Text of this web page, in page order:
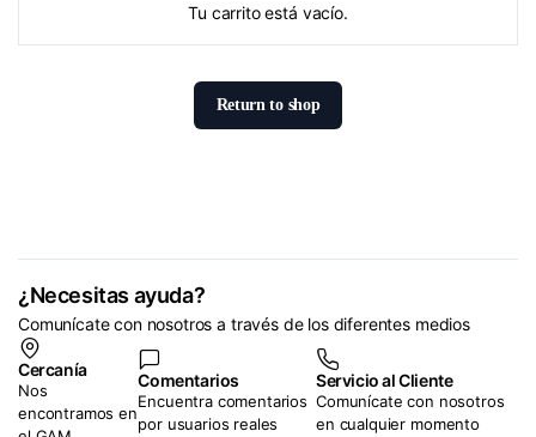
Tu carrito está vacío.
Return to shop
¿Necesitas ayuda?
Comunícate con nosotros a través de los diferentes medios
Cercanía
Nos
encontramos en
Comentarios
Encuentra comentarios
por usuarios reales
Servicio al Cliente
Comunícate con nosotros
en cualquier momento